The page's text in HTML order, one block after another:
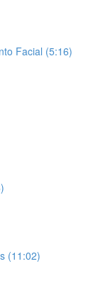
Facial (5:16)
(11:02)